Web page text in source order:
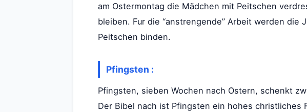
am Ostermontag die Mädchen mit Peitschen
bleiben. Fur die “anstrengende” Arbeit werden
Peitschen binden.
Pfingsten :
Pfingsten, sieben Wochen nach Ostern, schenkt
Der Bibel nach ist Pfingsten ein hohes christliches